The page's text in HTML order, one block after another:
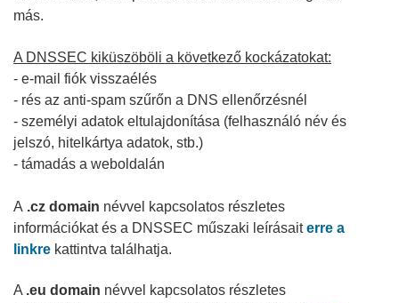
más.
A DNSSEC kiküszöböli a következő kockázatokat:
- e-mail fiók visszaélés
- rés az anti-spam szűrőn a DNS ellenőrzésnél
- személyi adatok eltulajdonítása (felhasználó név és
jelszó, hitelkártya adatok, stb.)
- támadás a weboldalán
A .cz domain névvel kapcsolatos részletes
információkat és a DNSSEC műszaki leírásaiterre a
linkre kattintva találhatja.
A .eu domain névvel kapcsolatos részletes